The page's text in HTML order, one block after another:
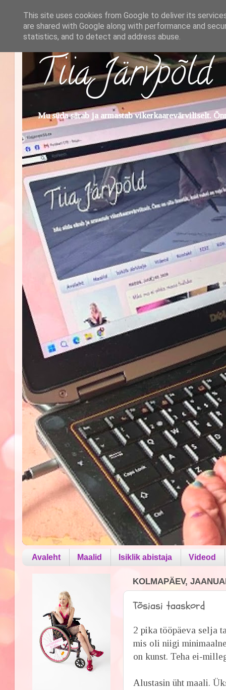
Tiia Järvpõld
Mu süda särab ja armastab vikerkaarevärviliselt.
Avaleht Maalid Isiklik abistaja Videod
KOLMAPÄEV,
Tõsiasi taaskord
2 pika tööpäeva selja
mis oli niigi
on kunst. Teha ei-
Alustasin üht maali.
This site uses cookies from Google to deliver its
are shared with Google along with performance and
statistics, and to detect and address abuse.